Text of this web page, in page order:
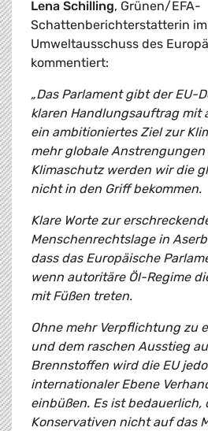
Lena Schilling, Grünen/EFA-
Schattenberichterstatterin
Umweltausschuss des
kommentiert:
„Das Parlament gibt der EU-
klaren Handlungsauftrag mit
ein ambitioniertes Ziel zur
mehr globale
Klimaschutz werden wir die
nicht in den Griff bekommen.
Klare Worte zur
Menschenrechtslage in
dass das Europäische
wenn autoritäre Öl-Regime
mit Füßen treten.
Ohne mehr Verpflichtung zu
und dem raschen Ausstieg
Brennstoffen wird die EU
internationaler Ebene
einbüßen. Es ist bedauerlich,
Konservativen nicht auf das